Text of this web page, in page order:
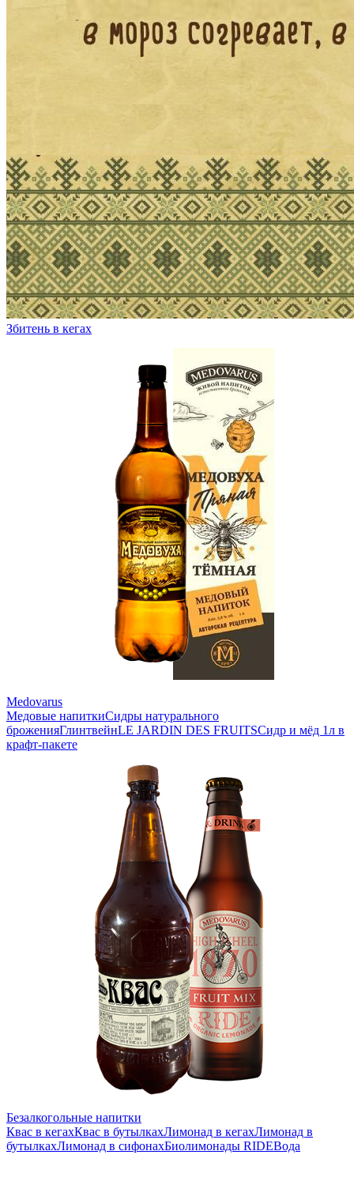
Збитень в кегах
Medovarus
Медовые напиткиСидры натурального
броженияГлинтвейнLE JARDIN DES FRUITSСидр и мёд 1л в
крафт-пакете
Безалкогольные напитки
Квас в кегахКвас в бутылкахЛимонад в кегахЛимонад в
бутылкахЛимонад в сифонахБиолимонады RIDEВода